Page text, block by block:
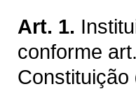
Art. 1.
conforme
Constituição